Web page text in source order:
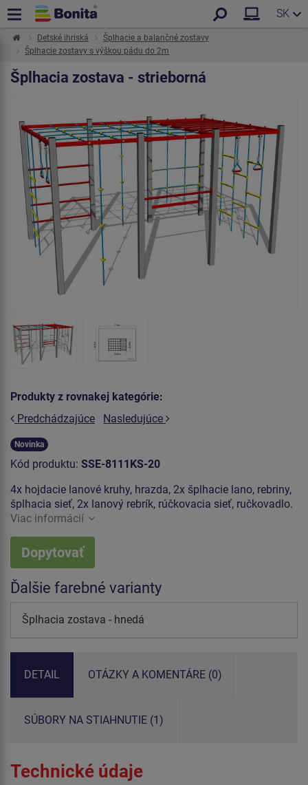
SK
Detské ihriská
Šplhacie a balančné zostavy
Šplhacie zostavy s výškou pádu do 2m
Šplhacia zostava - strieborná
Produkty z rovnakej kategórie:
Predchádzajúce
Nasledujúce
Novinka
Kód produktu: SSE-8111KS-20
4x hojdacie lanové kruhy, hrazda, 2x šplhacie lano, rebriny,
šplhacia sieť, 2x lanový rebrík, rúčkovacia sieť, ručkovadlo.
Viac informácií
Dopytovať
Ďalšie farebné varianty
Šplhacia zostava - hnedá
DETAIL OTÁZKY A KOMENTÁRE (0)
SÚBORY NA STIAHNUTIE (1)
Technické údaje